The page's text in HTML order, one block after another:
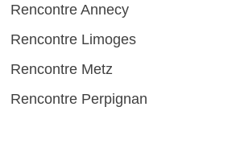
Rencontre Annecy
Rencontre Limoges
Rencontre Metz
Rencontre Perpignan